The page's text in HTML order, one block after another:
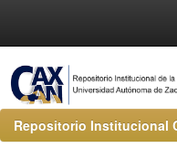
Repositorio Institucional